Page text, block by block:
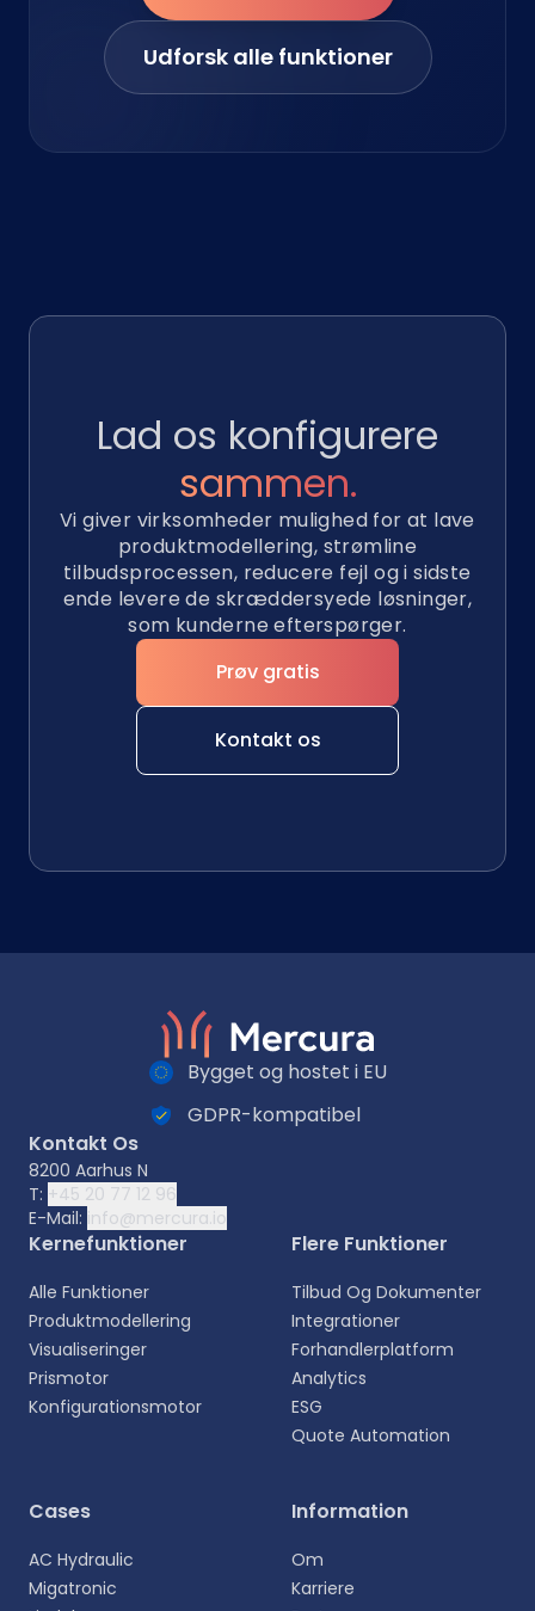
Udforsk alle funktioner
Lad os konfigurere
sammen.
Vi giver virksomheder mulighed for at lave
produktmodellering, strømline
tilbudsprocessen, reducere fejl og i sidste
ende levere de skræddersyede løsninger,
som kunderne efterspørger.
Prøv gratis
Kontakt os
Bygget og hostet i EU
GDPR-kompatibel
Kontakt Os
8200 Aarhus N
T: +45 20 77 12 96
E-Mail: info@mercura.io
Kernefunktioner
Alle Funktioner
Produktmodellering
Visualiseringer
Prismotor
Konfigurationsmotor
Flere Funktioner
Tilbud Og Dokumenter
Integrationer
Forhandlerplatform
Analytics
ESG
Quote Automation
Cases
AC Hydraulic
Migatronic
Information
Om
Karriere